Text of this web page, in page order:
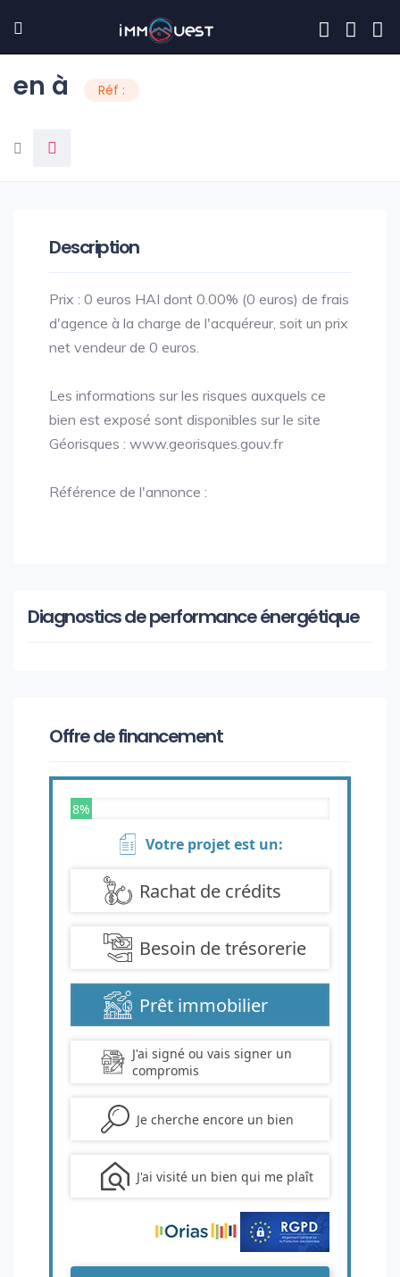
en à Réf :
Description
Prix : 0 euros HAI dont 0.00% (0 euros) de frais
d'agence à la charge de l'acquéreur, soit un prix
net vendeur de 0 euros.
Les informations sur les risques auxquels ce
bien est exposé sont disponibles sur le site
Géorisques : www.georisques.gouv.fr
Référence de l'annonce :
Diagnostics de performance énergétique
Offre de financement